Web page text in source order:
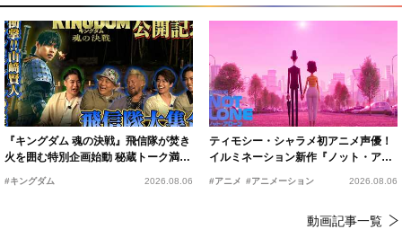
『キングダム 魂の決戦』飛信隊が焚き
火を囲む特別企画始動 秘蔵トーク満載
の“キングダムキャンプ”開催
#キングダム 2026.08.06
ティモシー・シャラメ初アニメ声優！
イルミネーション新作『ノット・アロ
#アニメ #アニメーション 2026.08.06
動画記事一覧